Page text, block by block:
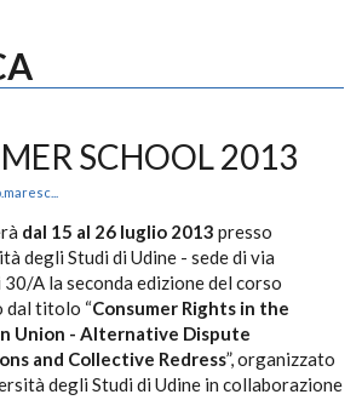
SCHOOL 2013
dal 15 al 26 luglio 2013 presso
degli Studi di Udine - sede di via
30/A la seconda edizione del corso
dal titolo “Consumer Rights in the
Union - Alternative Dispute
and Collective Redress”, organizzato
degli Studi di Udine in collaborazione